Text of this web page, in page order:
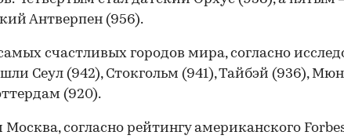
Антверпен (956).
счастливых городов мира, согласно
Сеул (942), Стокгольм (941), Тайбэй (936),
(920).
согласно рейтингу американского